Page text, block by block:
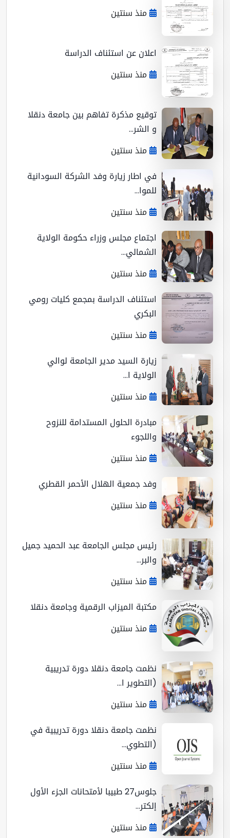
منذ سنتين
اعلان عن استئناف الدراسة
منذ سنتين
توقيع مذكرة تفاهم بين جامعة دنقلا
و الشر...
منذ سنتين
في اطار زيارة وفد الشركة السودانية
للموا...
منذ سنتين
اجتماع مجلس وزراء حكومة الولاية
الشمالي...
منذ سنتين
استئناف الدراسة بمجمع كليات رومي
البكري
منذ سنتين
زيارة السيد مدير الجامعة لوالي
الولاية ا...
منذ سنتين
مبادرة الحلول المستدامة للنزوح
واللجوء
منذ سنتين
وفد جمعية الهلال الأحمر القطري
منذ سنتين
رئيس مجلس الجامعة عبد الحميد جميل
والبر...
منذ سنتين
مكتبة الميزاب الرقمية وجامعة دنقلا
منذ سنتين
نظمت جامعة دنقلا دورة تدريبية
(التطوير ا...
منذ سنتين
نظمت جامعة دنقلا دورة تدريبية في
(التطوي...
منذ سنتين
جلوس27 طبيبا لأمتحانات الجزء الأول
إلكتر...
منذ سنتين